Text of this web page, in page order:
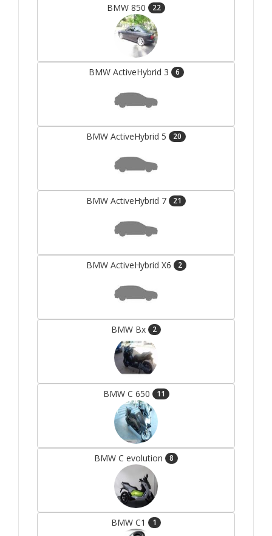
BMW 850 22
BMW ActiveHybrid 3 6
BMW ActiveHybrid 5 20
BMW ActiveHybrid 7 21
BMW ActiveHybrid X6 2
BMW Bx 2
BMW C 650 11
BMW C evolution 8
BMW C1 1